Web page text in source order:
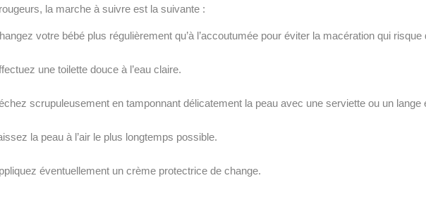
la marche à suivre est la suivante :
votre bébé plus régulièrement qu’à l’accoutumée pour éviter la macération qui risque
une toilette douce à l’eau claire.
scrupuleusement en tamponnant délicatement la peau avec une serviette ou un lange
la peau à l’air le plus longtemps possible.
éventuellement un crème protectrice de change.